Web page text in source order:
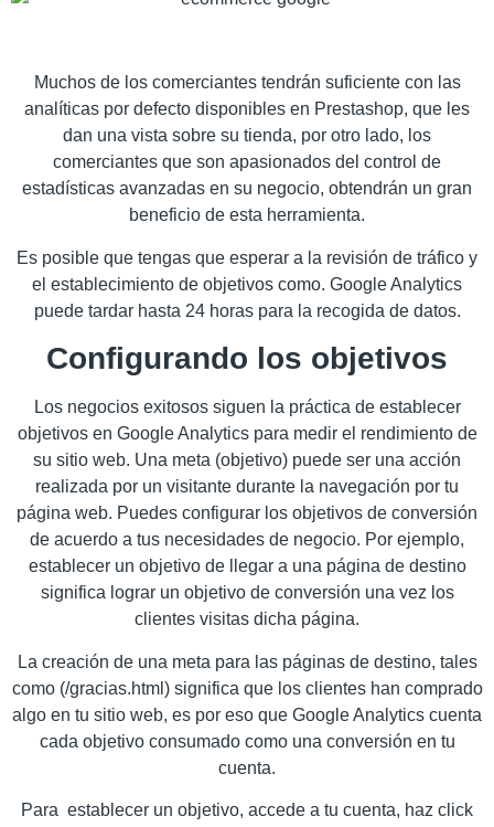
Muchos de los comerciantes tendrán suficiente con las
analíticas por defecto disponibles en Prestashop, que les
dan una vista sobre su tienda, por otro lado, los
comerciantes que son apasionados del control de
estadísticas avanzadas en su negocio, obtendrán un gran
beneficio de esta herramienta.
Es posible que tengas que esperar a la revisión de tráfico y
el establecimiento de objetivos como. Google Analytics
puede tardar hasta 24 horas para la recogida de datos.
Configurando los objetivos
Los negocios exitosos siguen la práctica de establecer
objetivos en Google Analytics para medir el rendimiento de
su sitio web. Una meta (objetivo) puede ser una acción
realizada por un visitante durante la navegación por tu
página web. Puedes configurar los objetivos de conversión
de acuerdo a tus necesidades de negocio. Por ejemplo,
establecer un objetivo de llegar a una página de destino
significa lograr un objetivo de conversión una vez los
clientes visitas dicha página.
La creación de una meta para las páginas de destino, tales
como (/gracias.html) significa que los clientes han comprado
algo en tu sitio web, es por eso que Google Analytics cuenta
cada objetivo consumado como una conversión en tu
cuenta.
Para establecer un objetivo, accede a tu cuenta, haz click